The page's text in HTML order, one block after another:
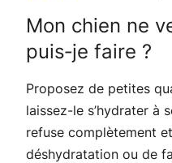
Mon chien ne
puis‑je faire ?
Proposez de petites
laissez-le s’hydrater à
refuse complètement
déshydratation ou de